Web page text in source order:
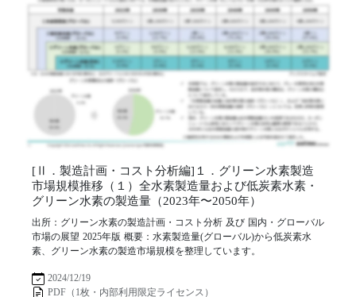
[Ⅱ．製造計画・コスト分析編]１．グリーン水素製造
市場規模推移（１）全水素製造量および低炭素水素・
グリーン水素の製造量（2023年〜2050年）
出所：グリーン水素の製造計画・コスト分析 及び 国内・グローバル
市場の展望 2025年版 概要：水素製造量(グローバル)から低炭素水
素、グリーン水素の製造市場規模を整理しています。
2024/12/19
PDF（1枚・内部利用限定ライセンス）